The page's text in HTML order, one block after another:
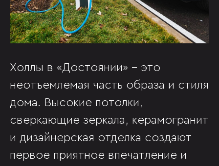
Холлы в «Достоянии» - это
неотъемлемая часть образа и стиля
дома. Высокие потолки,
сверкающие зеркала, керамогранит
и дизайнерская отделка создают
первое приятное впечатление и